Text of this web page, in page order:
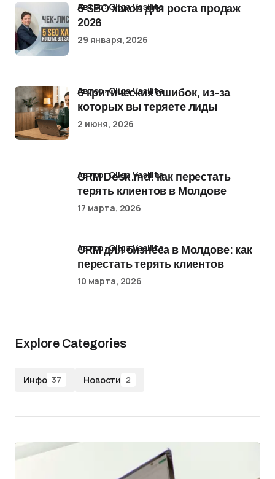
5 SEO хаков для роста продаж
2026
Автор: Oliga Vasilita
29 января, 2026
6 критических ошибок, из-за
которых вы теряете лиды
Автор: Oliga Vasilita
2 июня, 2026
CRM Desk.md: как перестать
терять клиентов в Молдове
Автор: Oliga Vasilita
17 марта, 2026
CRM для бизнеса в Молдове: как
перестать терять клиентов
Автор: Oliga Vasilita
10 марта, 2026
Explore Categories
Инфо 37 Новости 2